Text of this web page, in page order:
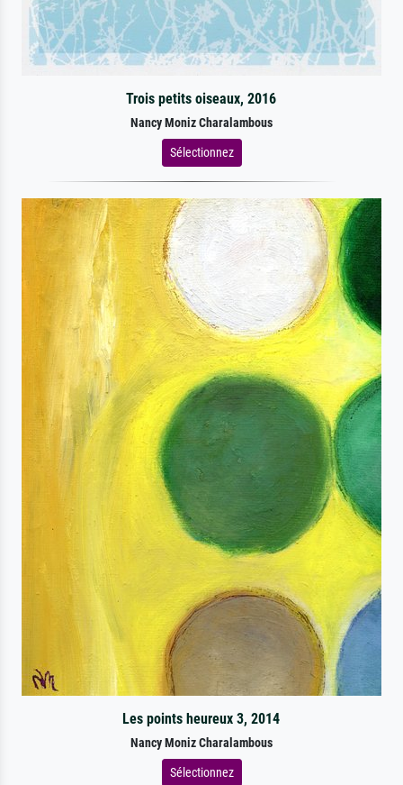
Trois petits oiseaux, 2016
Nancy Moniz Charalambous
Sélectionnez
Les points heureux 3, 2014
Nancy Moniz Charalambous
Sélectionnez